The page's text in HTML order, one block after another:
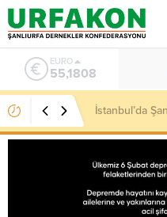
ALTIN
6.662,82
Ziyareti